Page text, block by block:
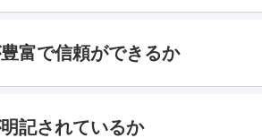
富で信頼ができるか
記されているか